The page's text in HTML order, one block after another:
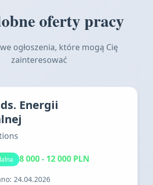
oferty pracy
ogłoszenia, które mogą Cię
zainteresować
Energii
8 000 - 12 000 PLN
24.04.2026